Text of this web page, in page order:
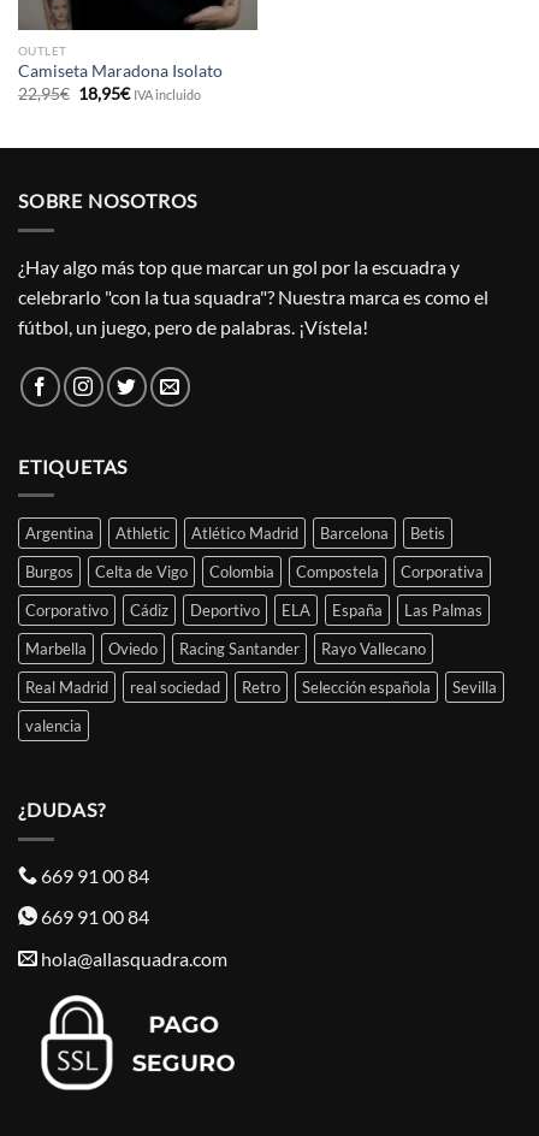
OUTLET
Camiseta Maradona Isolato
22,95€ El
precio
18,95€ElIVA incluido
SOBRE NOSOTROS
¿Hay algo más top que marcar un gol por la escuadra y
celebrarlo "con la tua squadra"? Nuestra marca es como el
fútbol, un juego, pero de palabras. ¡Vístela!
ETIQUETAS
Argentina Athletic Atlético Madrid Barcelona
Betis
Burgos
Celta de Vigo Colombia Compostela
Corporativa
Corporativo
Cádiz Deportivo ELA España
Las Palmas
Marbella
Oviedo Racing Santander
Rayo Vallecano
Real Madrid
real sociedad Retro Selección española
Sevilla
valencia
¿DUDAS?
669 91 00 84
669 91 00 84
hola@allasquadra.com